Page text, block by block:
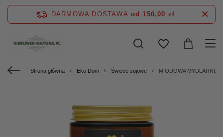
DARMOWA DOSTAWA od 150,00 zł
Strona główna Eko Dom Świece sojowe MIODOWA MYDLARNIA